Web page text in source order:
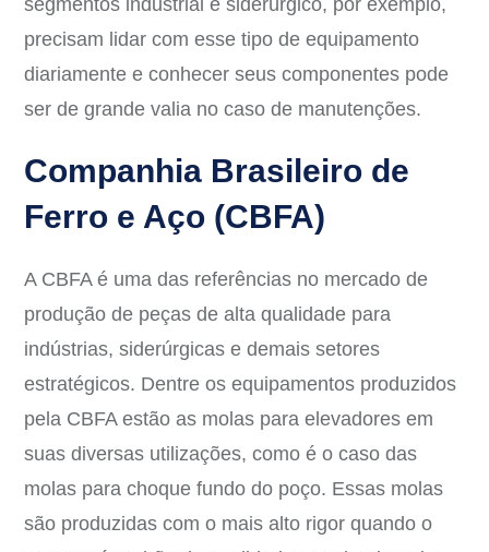
precisam lidar com esse tipo de equipamento
diariamente e conhecer seus componentes pode
ser de grande valia no caso de manutenções.
Companhia Brasileiro de
Ferro e Aço (CBFA)
A CBFA é uma das referências no mercado de
produção de peças de alta qualidade para
indústrias, siderúrgicas e demais setores
estratégicos. Dentre os equipamentos produzidos
pela CBFA estão as molas para elevadores em
suas diversas utilizações, como é o caso das
molas para choque fundo do poço. Essas molas
são produzidas com o mais alto rigor quando o